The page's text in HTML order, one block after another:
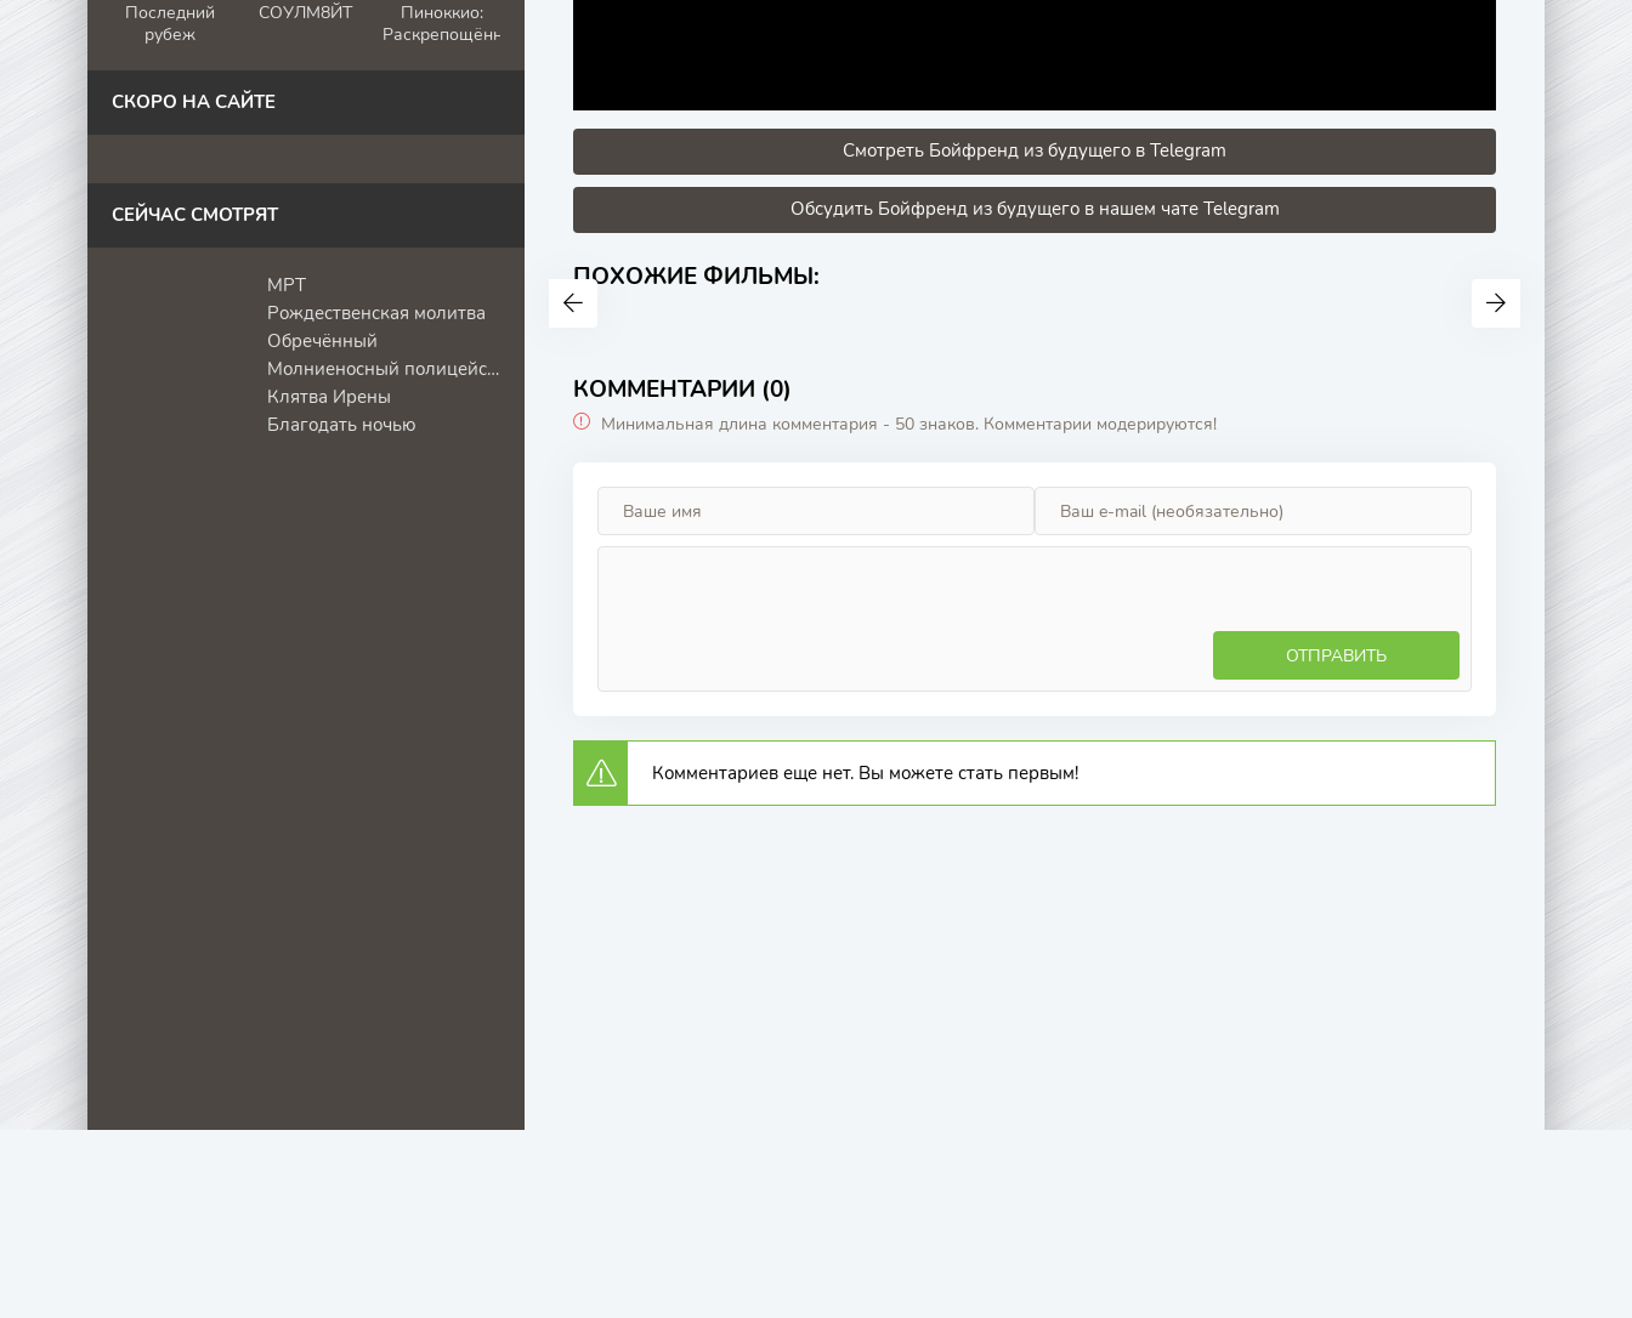
Смотреть Бойфренд из будущего в Telegram
Обсудить Бойфренд из будущего в нашем чате Telegram
ПОХОЖИЕ ФИЛЬМЫ:
КОММЕНТАРИИ (0)
Минимальная длина комментария - 50 знаков. Комментарии модерируются!
ОТПРАВИТЬ
Комментариев еще нет. Вы можете стать первым!
Последний
рубеж
СОУЛМ8ЙТ
Пиноккио:
Раскрепощённый
СКОРО НА САЙТЕ
СЕЙЧАС СМОТРЯТ
МРТ
Рождественская молитва
Обречённый
Молниеносный полицейский
Клятва Ирены
Благодать ночью